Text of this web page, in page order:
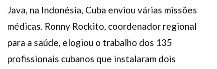
Java, na Indonésia, Cuba enviou várias missões
médicas. Ronny Rockito, coordenador regional
para a saúde, elogiou o trabalho dos 135
profissionais cubanos que instalaram dois